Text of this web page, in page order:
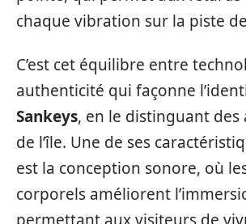
chaque vibration sur la piste
C’est cet équilibre entre
authenticité qui façonne
Sankeys, en le distinguant des
de l’île. Une de ses
est la conception sonore, où
corporels améliorent